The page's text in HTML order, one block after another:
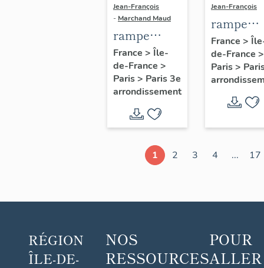
Jean-François
- Marchand Maud
rampe
d'appui,
escalier de
la maison à
cochère
(non étudié)
France > Île-
de-France >
Paris> Paris 3e
arrondissement
Jean-François
rampe
d'appui,
escalier
la
cochère
(non
France >
de-France >
Paris>
1 2 3 4 ... 17
RÉGION
ÎLE-DE-
NOS
RESSOURCES
POUR
ALLER